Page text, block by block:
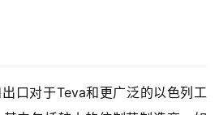
口对于Teva和更广泛的以色列工